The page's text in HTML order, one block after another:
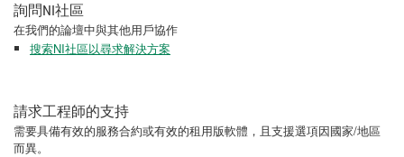
詢問NI社區
在我們的論壇中與其他用戶協作
搜索NI社區以尋求解決方案
請求工程師的支持
需要具備有效的服務合約或有效的租用版軟體，且支援選項因國家/地區
而異。